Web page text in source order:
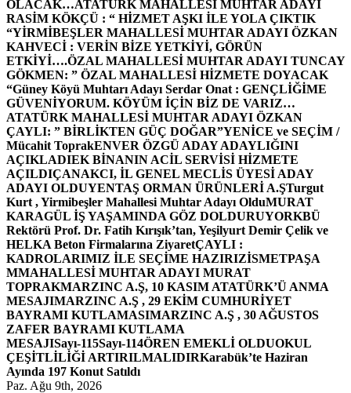
OLACAK…ATATÜRK MAHALLESİ MUHTAR ADAYI
RASİM KÖKÇÜ : “ HİZMET AŞKI İLE YOLA ÇIKTIK
“YİRMİBEŞLER MAHALLESİ MUHTAR ADAYI ÖZKAN
KAHVECİ : VERİN BİZE YETKİYİ, GÖRÜN
ETKİYİ….ÖZAL MAHALLESİ MUHTAR ADAYI TUNCAY
GÖKMEN: ” ÖZAL MAHALLESİ HİZMETE DOYACAK
“Güney Köyü Muhtarı Adayı Serdar Onat : GENÇLİĞİME
GÜVENİYORUM. KÖYÜM İÇİN BİZ DE VARIZ…
ATATÜRK MAHALLESİ MUHTAR ADAYI ÖZKAN
ÇAYLI: ” BİRLİKTEN GÜÇ DOĞAR”YENİCE ve SEÇİM /
Mücahit ToprakENVER ÖZGÜ ADAY ADAYLIĞINI
AÇIKLADIEK BİNANIN ACİL SERVİSİ HİZMETE
AÇILDIÇANAKCI, İL GENEL MECLİS ÜYESİ ADAY
ADAYI OLDUYENTAŞ ORMAN ÜRÜNLERİ A.ŞTurgut
Kurt , Yirmibeşler Mahallesi Muhtar Adayı OlduMURAT
KARAGÜL İŞ YAŞAMINDA GÖZ DOLDURUYORKBÜ
Rektörü Prof. Dr. Fatih Kırışık’tan, Yeşilyurt Demir Çelik ve
HELKA Beton Firmalarına ZiyaretÇAYLI :
KADROLARIMIZ İLE SEÇİME HAZIRIZİSMETPAŞA
MMAHALLESİ MUHTAR ADAYI MURAT
TOPRAKMARZINC A.Ş, 10 KASIM ATATÜRK’Ü ANMA
MESAJIMARZINC A.Ş , 29 EKİM CUMHURİYET
BAYRAMI KUTLAMASIMARZINC A.Ş , 30 AĞUSTOS
ZAFER BAYRAMI KUTLAMA
MESAJISayı-115Sayı-114ÖREN EMEKLİ OLDUOKUL
ÇEŞİTLİLİĞİ ARTIRILMALIDIRKarabük’te Haziran
Ayında 197 Konut Satıldı
Paz. Ağu 9th, 2026